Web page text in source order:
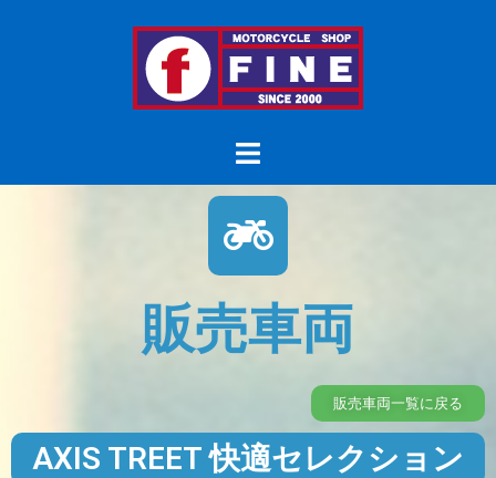
販売車両
販売車両一覧に戻る
AXIS TREET 快適セレクション